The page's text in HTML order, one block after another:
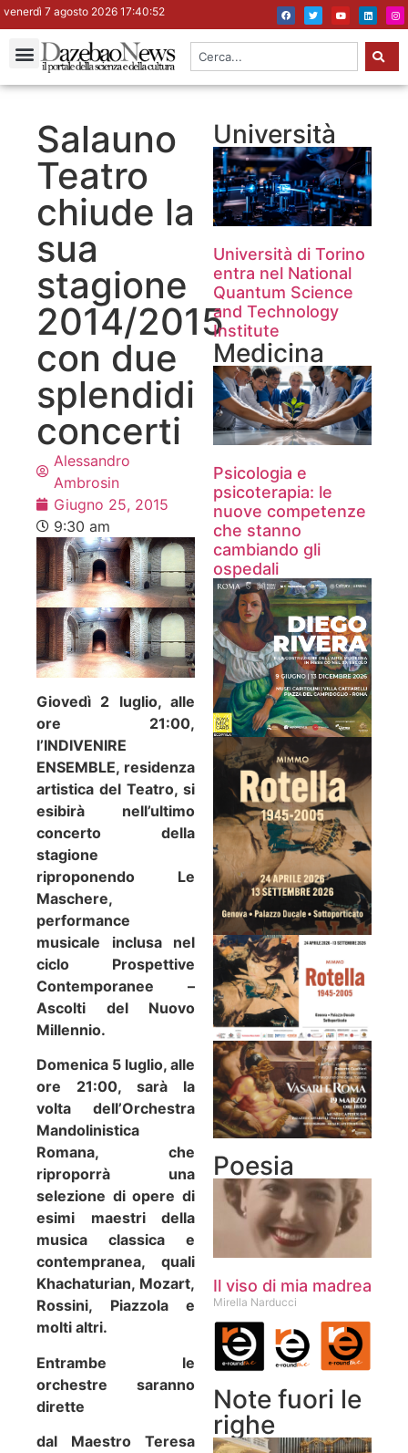
venerdì 7 agosto 2026 17:40:53
Salauno
Teatro
chiude la
sua
stagione
2014/2015
con due
splendidi
concerti
Alessandro
Ambrosin
Giugno 25, 2015
9:30 am
Giovedì 2 luglio, alle
ore 21:00,
l’INDIVENIRE
ENSEMBLE, residenza
artistica del Teatro, si
esibirà nell’ultimo
concerto della
stagione
riproponendo Le
Maschere,
performance
musicale inclusa nel
ciclo Prospettive
Contemporanee –
Ascolti del Nuovo
Millennio.
Domenica 5 luglio, alle
ore 21:00, sarà la
volta dell’Orchestra
Mandolinistica
Romana, che
riproporrà una
selezione di opere di
esimi maestri della
musica classica e
contempranea, quali
Khachaturian, Mozart,
Rossini, Piazzola e
molti altri.
Entrambe le
orchestre saranno
dirette
dal Maestro Teresa
Università
Università di Torino
entra nel National
Quantum Science
and Technology
Institute
Medicina
Psicologia e
psicoterapia: le
nuove competenze
che stanno
cambiando gli
ospedali
Poesia
Il viso di mia madrea
Mirella Narducci
Note fuori le
righe